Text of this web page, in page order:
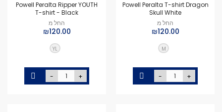
Powell Peralta T-shirt Dragon
Skull White
החל מ
₪120.00
M
- +
Powell Peralta Ripper YOUTH
T-shirt - Black
החל מ
₪120.00
YL
- +